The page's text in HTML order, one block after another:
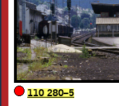
110 280–5